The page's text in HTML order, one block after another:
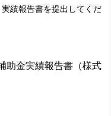
実績報告書を提出してくだ
助金実績報告書（様式